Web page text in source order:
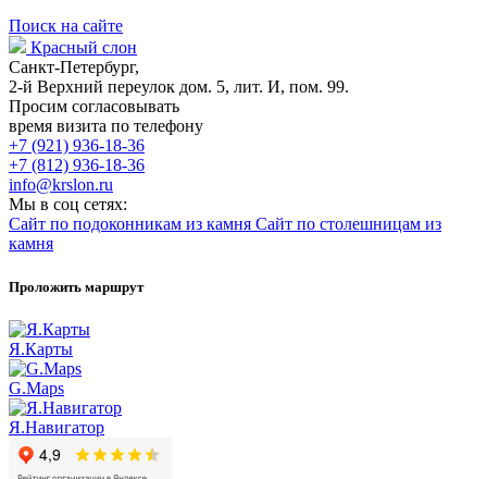
Поиск на сайте
Красный слон
Санкт-Петербург,
2-й Верхний переулок дом. 5, лит. И, пом. 99.
Просим согласовывать
время визита по телефону
+7 (921) 936-18-36
+7 (812) 936-18-36
info@krslon.ru
Мы в соц сетях:
Сайт по подоконникам из камня Сайт по столешницам из
камня
Проложить маршрут
Я.Карты
G.Maps
Я.Навигатор